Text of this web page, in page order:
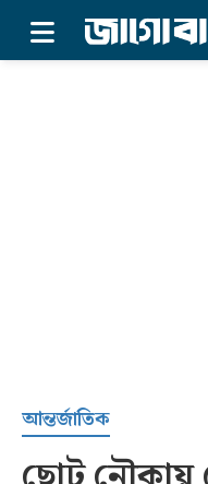
সর্বশেষ
আন্তর্জাতিক